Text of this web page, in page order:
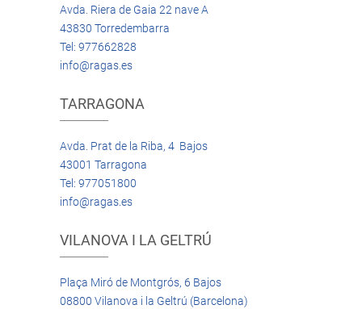
Avda. Riera de Gaia 22 nave A
43830 Torredembarra
Tel: 977662828
info@ragas.es
TARRAGONA
Avda. Prat de la Riba, 4 Bajos
43001 Tarragona
Tel: 977051800
info@ragas.es
VILANOVA I LA GELTRÚ
Plaça Miró de Montgrós, 6 Bajos
08800 Vilanova i la Geltrú (Barcelona)